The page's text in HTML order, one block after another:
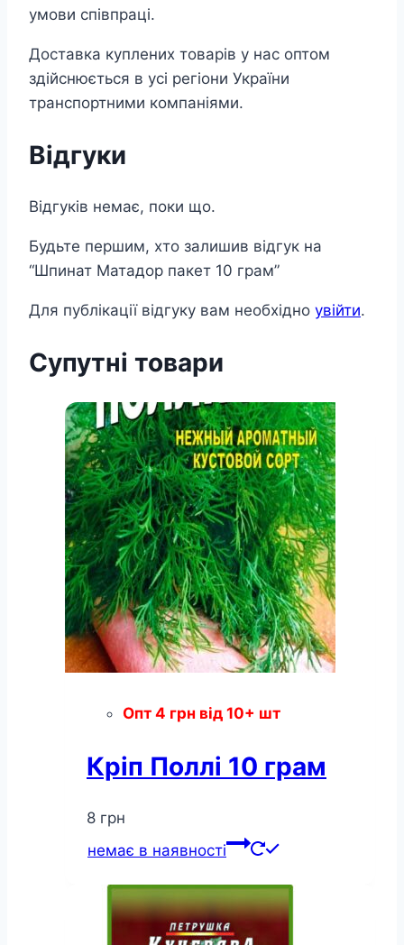
умови співпраці.
Доставка куплених товарів у нас оптом
здійснюється в усі регіони України
транспортними компаніями.
Відгуки
Відгуків немає, поки що.
Будьте першим, хто залишив відгук на
“Шпинат Матадор пакет 10 грам”
Для публікації відгуку вам необхідно увійти.
Супутні товари
Опт 4 грн від 10+ шт
Кріп Поллі 10 грам
8 грн
немає в наявності